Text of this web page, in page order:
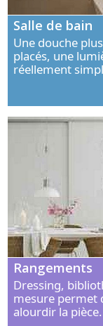
Salle de bain
Une douche
placés, une
réellement
concevoir un
Rangements
Dressing,
mesure permet
alourdir la